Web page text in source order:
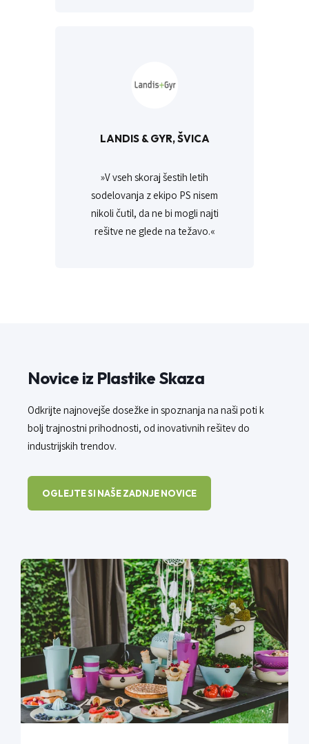
LANDIS & GYR, ŠVICA
»V vseh skoraj šestih letih
sodelovanja z ekipo PS nisem
nikoli čutil, da ne bi mogli najti
rešitve ne glede na težavo.«
Novice iz Plastike Skaza
Odkrijte najnovejše dosežke in spoznanja na naši poti k
bolj trajnostni prihodnosti, od inovativnih rešitev do
industrijskih trendov.
OGLEJTE SI NAŠE ZADNJE NOVICE